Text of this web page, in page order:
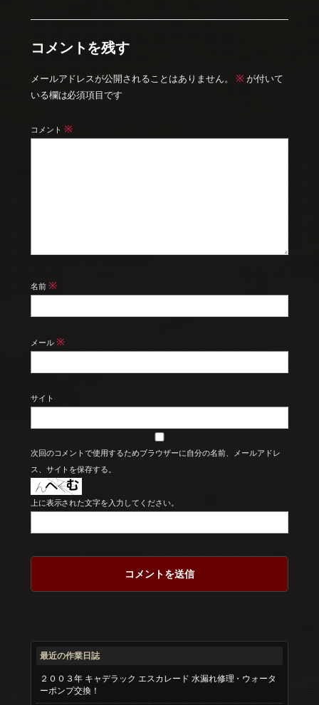
コメントを残す
メールアドレスが公開されることはありません。 ※ が付いて
いる欄は必須項目です
コメント ※
名前 ※
メール ※
サイト
次回のコメントで使用するためブラウザーに自分の名前、メールアドレ
ス、サイトを保存する。
上に表示された文字を入力してください。
最近の作業日誌
２００３年 キャデラック エスカレード 水漏れ修理・ウォータ
ーポンプ交換！